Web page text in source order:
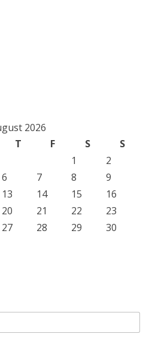
2026
T F S
S
1
2
6 7 8
9
13 14 15
16
20 21 22
23
27 28 29
30